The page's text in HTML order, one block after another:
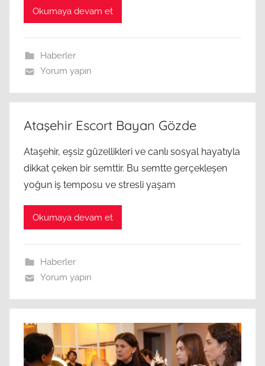
Okumaya devam et
Haberler
Yorum yapın
Ataşehir Escort Bayan Gözde
Ataşehir, eşsiz güzellikleri ve canlı sosyal hayatıyla
dikkat çeken bir semttir. Bu semtte gerçekleşen
yoğun iş temposu ve stresli yaşam
Okumaya devam et
Haberler
Yorum yapın